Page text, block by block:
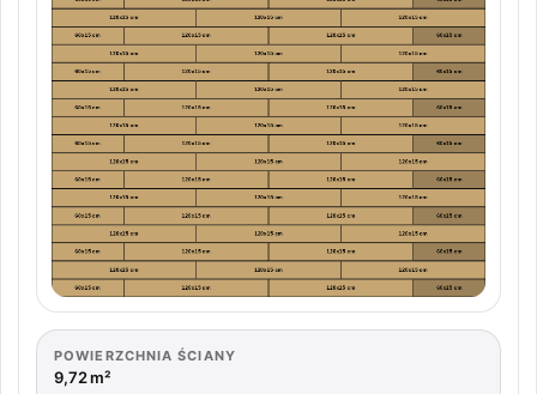
POWIERZCHNIA ŚCIANY
9,72 m²